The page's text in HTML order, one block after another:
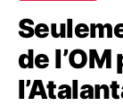
de